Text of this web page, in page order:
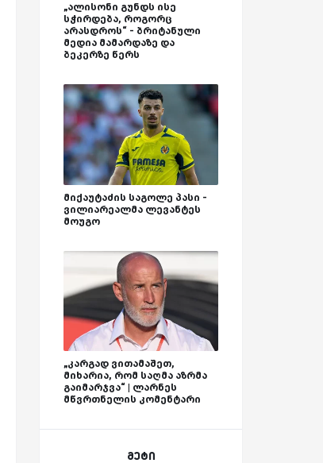
„ალისონი გუნდს ისე
სჭირდება, როგორც
არასდროს“ - ბრიტანული
მედია მამარდაზე და
ბეკერზე წერს
მიქაუტაძის საგოლე პასი -
ვილიარეალმა ლევანტეს
მოუგო
„კარგად ვითამაშეთ,
მიხარია, რომ საღმა აზრმა
გაიმარჯვა“ | ლარნეს
მწვრთნელის კომენტარი
მეტი